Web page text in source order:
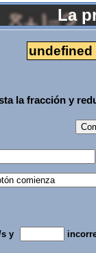
La
undefined
la fracción y
y